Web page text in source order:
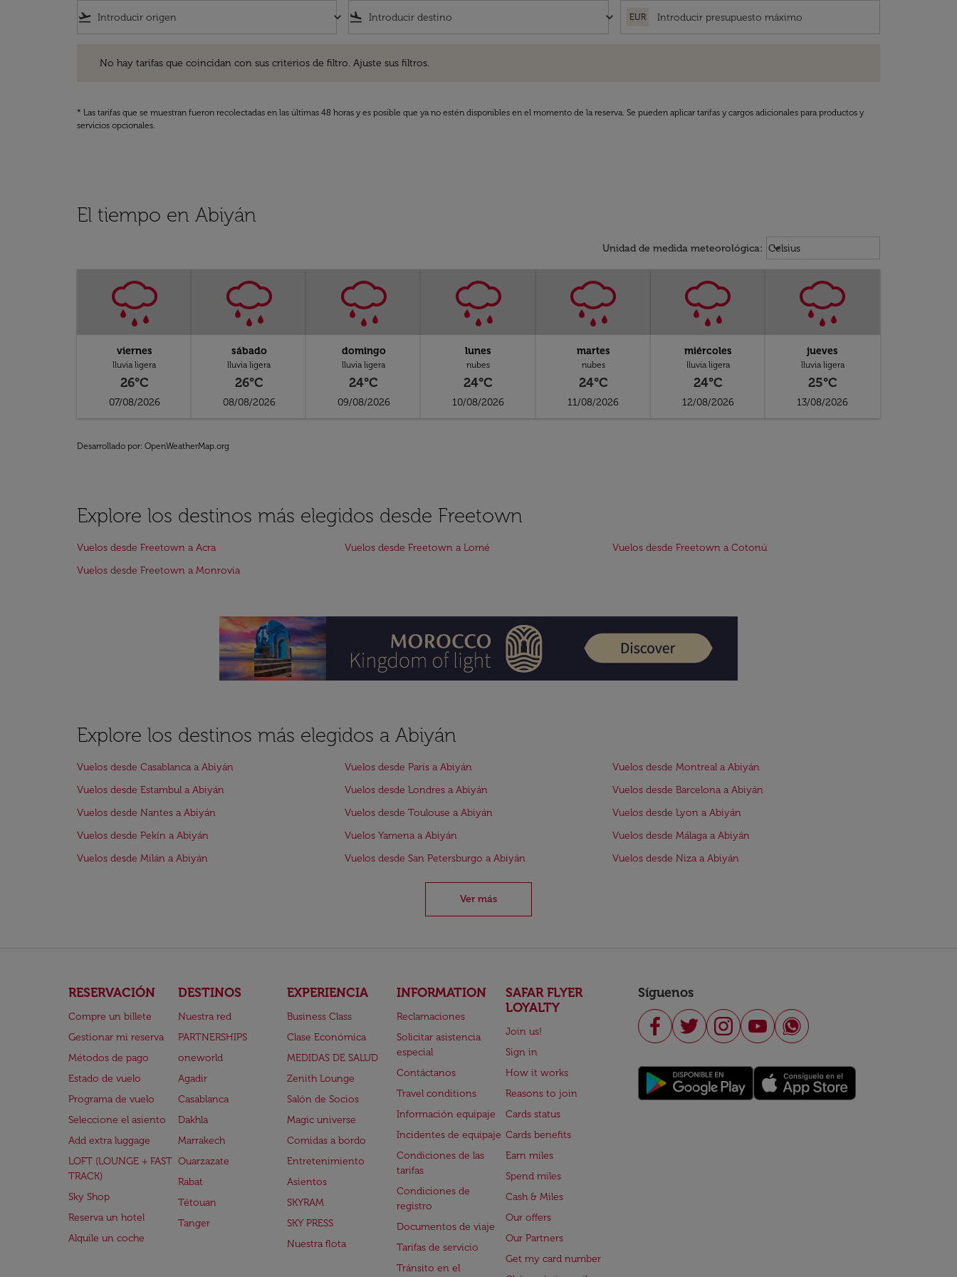
flight_takeoff keyboard_arrow_down flight_land keyboard_arrow_down EUR
No hay tarifas que coincidan con sus criterios de filtro. Ajuste sus filtros.
* Las tarifas que se muestran fueron recolectadas en las últimas 48 horas y es posible que ya no estén disponibles en el momento de la reserva. Se pueden aplicar tarifas y cargos adicionales para productos y
servicios opcionales.
El tiempo en Abiyán
Unidad de medida meteorológica: Weather unit option Celsius
Celsius
keyboard_arrow_down
viernes
lluvia ligera
26°C
07/08/2026
sábado
lluvia ligera
26°C
08/08/2026
domingo
lluvia ligera
24°C
09/08/2026
lunes
nubes
24°C
10/08/2026
martes
nubes
24°C
11/08/2026
miércoles
lluvia ligera
24°C
12/08/2026
jueves
lluvia ligera
25°C
13/08/2026
Desarrollado por: OpenWeatherMap.org
Explore los destinos más elegidos desde Freetown
Vuelos desde Freetown a Acra Vuelos desde Freetown a Lomé
Vuelos desde Freetown a Cotonú
Vuelos desde Freetown a Monrovia
Explore los destinos más elegidos a Abiyán
Vuelos desde Casablanca a Abiyán Vuelos desde París a Abiyán
Vuelos desde Montreal a Abiyán
Vuelos desde Estambul a Abiyán
Vuelos desde Londres a Abiyán
Vuelos desde Barcelona a Abiyán
Vuelos desde Nantes a Abiyán
Vuelos desde Toulouse a Abiyán
Vuelos desde Lyon a Abiyán
Vuelos desde Pekín a Abiyán
Vuelos Yamena a Abiyán
Vuelos desde Málaga a Abiyán
Vuelos desde Milán a Abiyán
Vuelos desde San Petersburgo a Abiyán Vuelos desde Niza a Abiyán
Ver más
RESERVACIÓN
Compre un billete
Gestionar mi reserva
Métodos de pago
Estado de vuelo
Programa de vuelo
Seleccione el asiento
Add extra luggage
LOFT (LOUNGE + FAST
TRACK)
Sky Shop
Reserva un hotel
Alquile un coche
DESTINOS
Nuestra red
PARTNERSHIPS
oneworld
Agadir
Casablanca
Dakhla
Marrakech
Ouarzazate
Rabat
Tétouan
Tanger
EXPERIENCIA
Business Class
Clase Económica
MEDIDAS DE SALUD
Zenith Lounge
Salón de Socios
Magic universe
Comidas a bordo
Entretenimiento
Asientos
SKYRAM
SKY PRESS
Nuestra flota
INFORMATION
Reclamaciones
Solicitar asistencia
especial
Contáctanos
Travel conditions
Información equipaje
Incidentes de equipaje
Condiciones de las
tarifas
Condiciones de
registro
Documentos de viaje
Tarifas de servicio
Tránsito en el
SAFAR FLYER
LOYALTY
Join us!
Sign in
How it works
Reasons to join
Cards status
Cards benefits
Earn miles
Spend miles
Cash & Miles
Our offers
Our Partners
Get my card number
Síguenos